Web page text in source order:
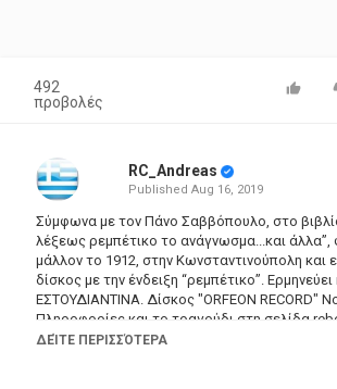
492
προβολές
RC_Andreas
Published Aug 16, 2019
Σύμφωνα με τον Πάνο Σαββόπουλο, στο
λέξεως ρεμπέτικο το ανάγνωσμα...και
μάλλον το 1912, στην Κωνσταντινούπολη και
δίσκος με την ένδειξη “ρεμπέτικο”.
ΕΣΤΟΥΔΙΑΝΤΙΝΑ. Δίσκος "ORFEON RECORD"
Πληροφορίες και το τραγούδι στη σελίδα
Aponia, Elliniki Estoudiantina
ΔΕΊΤΕ ΠΕΡΙΣΣΌΤΕΡΑ